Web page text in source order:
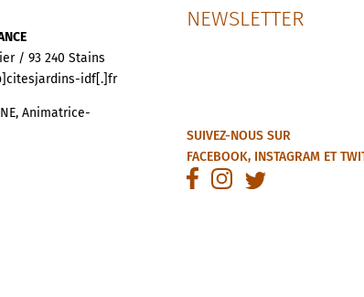
/ 93 240 Stains
idf[.]fr
Animatrice-
NEWSLETTER
SUIVEZ-NOUS SUR
FACEBOOK, INSTAGRAMET